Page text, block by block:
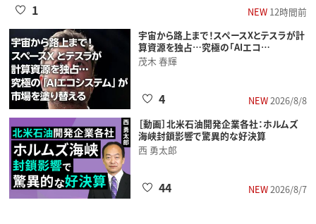
NEW12時間前
1
宇宙から路上まで！スペースXとテスラが計
算資源を独占…究極の「AIエコ…
茂木 春輝
NEW2026/8/8
4
［動画］北米石油開発企業各社：ホルムズ
海峡封鎖影響で驚異的な好決算
西 勇太郎
NEW2026/8/7
44